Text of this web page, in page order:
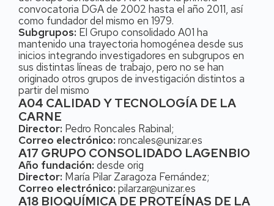
convocatoria DGA de 2002 hasta el año 2011, así
como fundador del mismo en 1979.
Subgrupos: El Grupo consolidado A01 ha
mantenido una trayectoria homogénea desde sus
inicios integrando investigadores en subgrupos en
sus distintas líneas de trabajo, pero no se han
originado otros grupos de investigación distintos a
partir del mismo
A04 CALIDAD Y TECNOLOGÍA DE LA
CARNE
Director: Pedro Roncales Rabinal;
Correo electrónico: roncales@unizar.es
A17 GRUPO CONSOLIDADO LAGENBIO
Año fundación: desde orig
Director: María Pilar Zaragoza Fernández;
Correo electrónico: pilarzar@unizar.es
A18 BIOQUÍMICA DE PROTEÍNAS DE LA